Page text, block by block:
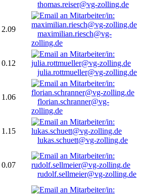
thomas.reiser@vg-zolling.de
2.09
maximilian.riesch@vg-
zolling.de
0.12
julia.rottmueller@vg-zolling.de
1.06
florian.schranner@vg-
zolling.de
1.15
lukas.schuett@vg-zolling.de
0.07
rudolf.sellmeier@vg-zolling.de